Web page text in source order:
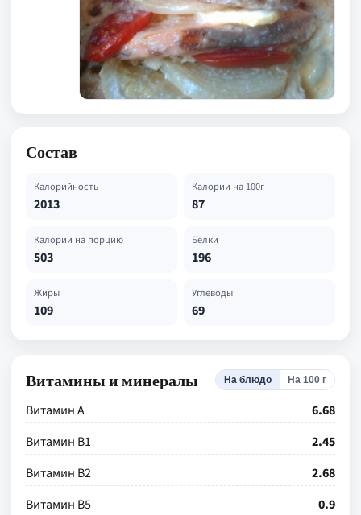
Состав
Калорийность
2013
Калории на 100г
87
Калории на порцию
503
Белки
196
Жиры
109
Углеводы
69
Витамины и минералы На блюдо На 100 г
Витамин А
6.68
Витамин В1
2.45
Витамин В2
2.68
Витамин В5
0.9